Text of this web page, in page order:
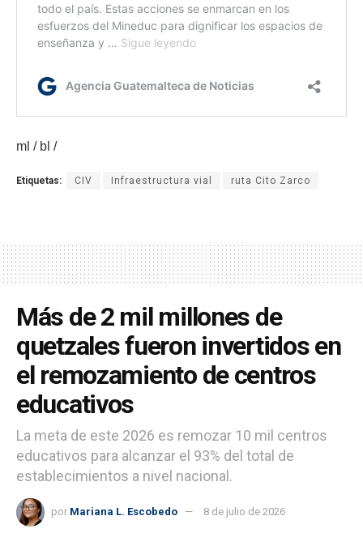
ml / bl /
Etiquetas: CIV Infraestructura vial ruta Cito Zarco
Más de 2 mil millones de
quetzales fueron invertidos en
el remozamiento de centros
educativos
La meta de este 2026 es remozar 10 mil centros
educativos para alcanzar el 93% del total de
establecimientos a nivel nacional.
por Mariana L. Escobedo 8 de julio de 2026